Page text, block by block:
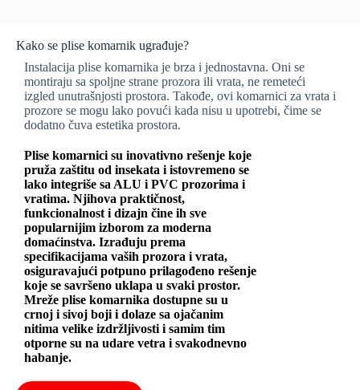
Kako se plise komarnik ugrađuje?
Instalacija plise komarnika je brza i jednostavna. Oni se
montiraju sa spoljne strane prozora ili vrata, ne remeteći
izgled unutrašnjosti prostora. Takođe, ovi komarnici za vrata i
prozore se mogu lako povući kada nisu u upotrebi, čime se
dodatno čuva estetika prostora.
Plise komarnici su inovativno rešenje koje
pruža zaštitu od insekata i istovremeno se
lako integriše sa ALU i PVC prozorima i
vratima. Njihova praktičnost,
funkcionalnost i dizajn čine ih sve
popularnijim izborom za moderna
domaćinstva. Izrađuju prema
specifikacijama vaših prozora i vrata,
osiguravajući potpuno prilagođeno rešenje
koje se savršeno uklapa u svaki prostor.
Mreže plise komarnika dostupne su u
crnoj i sivoj boji i dolaze sa ojačanim
nitima velike izdržljivosti i samim tim
otporne su na udare vetra i svakodnevno
habanje.